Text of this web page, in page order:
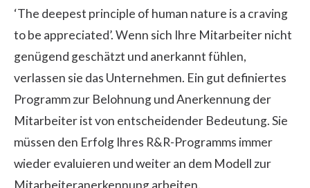
‘The deepest principle of human nature is a craving
to be appreciated’. Wenn sich Ihre Mitarbeiter nicht
genügend geschätzt und anerkannt fühlen,
verlassen sie das Unternehmen. Ein gut definiertes
Programm zur Belohnung und Anerkennung der
Mitarbeiter ist von entscheidender Bedeutung. Sie
müssen den Erfolg Ihres R&R-Programms immer
wieder evaluieren und weiter an dem Modell zur
Mitarbeiteranerkennung arbeiten.